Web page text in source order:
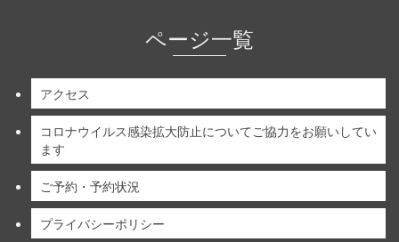
ページ一覧
アクセス
コロナウイルス感染拡大防止についてご協力をお願いしてい
ます
ご予約・予約状況
プライバシーポリシー